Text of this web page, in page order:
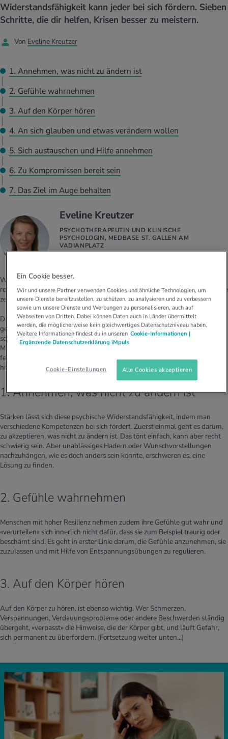
& Intoleranzen
BMI berechnen
Personal Health Coaching
THEMEN IM BEREICH BEWEGUNG
Kalorienverbrauch berechnen
Personal Health Coaching
THEMEN IM BEREICH ENTSPANNUNG
Glücklich sein
Personal Health Coaching
Wissen
Mund- & Zahnpflege
Personal Health Coaching
THEMEN IM BEREICH SERVICES
Angebote
Widerstandsfähigkeit kann jeder bei sich fördern. Sieben
Schritte, die dir helfen, Krisen besser zu meistern.
Von Eveline Kreutzer
1. Annehmen, was nicht zu ändern ist
2. Gefühle wahrnehmen
3. Auf den Körper hören
4. An sich glauben und etwas verändern wollen
5. Sich austauschen und Hilfe annehmen
6. Zu Kompromissen bereit sein
7. Das Ziel im Auge behalten
Eveline Kreutzer
PSYCHOTHERAPEUTIN UND KLINISCHE
PSYCHOLOGIN, MEDBASE ST. GALLEN AM
VADIANPLATZ
Warum können manche Menschen Krisen und schwierige Lebensphasen
relativ gut bewältigen oder sogar gestärkt daraus hervorgehen und andere
zerbrechen daran? Eine entscheidende Rolle dabei spielt die Resilienz.
Damit bezeichnen Psychologen die psychische Widerstandskraft
gegenüber ungünstigen Entwicklungen; dazu gehören dauerhaft
schwierige Lebensbedingungen oder akute, belastende Situationen.
Menschen mit hoher Resilienz gelingt es, damit erfolgreicher
fertigzuwerden und sich gesund weiterzuentwickeln. Diese Eigenschaft
hilft in jedem Lebensalter, besser und gesünder durchs Leben zu kommen.
1. Annehmen, was nicht zu ändern ist
Stärken lässt sich diese psychische Widerstandsfähigkeit, indem man
verschiedene Kompetenzen bei sich fördert. Zuerst einmal geht es darum,
zu akzeptieren, was nicht zu ändern ist. Das tönt einfach, kann aber recht
schwierig sein. Aber unablässiges Hadern oder Wunschvorstellungen
nachzuhängen, wie es doch anders sein könnte, erschweren es, eine
Lösung zu finden.
2. Gefühle wahrnehmen
Menschen mit hoher Resilienz nehmen zudem ihre Gefühle gut wahr und
«verurteilen» sich innerlich nicht dafür, dass sie zum Beispiel traurig oder
beschämt sind. Es geht in erster Linie darum, die Gefühle anzunehmen, sie
zuzulassen und mit Hilfe von Entspannungsübungen zu regulieren.
3. Auf den Körper hören
Auf den Körper zu hören, ist ebenso wichtig. Wer Schmerzen,
Verspannungen, Verdauungsprobleme oder andere Beschwerden ständig
übergeht, «verpasst» die Hinweise, die der Körper gibt, und läuft Gefahr,
sich permanent zu überfordern. (Fortsetzung weiter unten…)
Ein Cookie besser.
Wir und unsere Partner verwenden Cookies und ähnliche Technologien, um
unsere Dienste bereitzustellen, zu schützen, zu analysieren und zu verbessern
sowie um unsere Dienste und Werbungen zu personalisieren, auch auf
Webseiten von Dritten. Dabei können Daten auch in Länder übermittelt
werden, die möglicherweise kein gleichwertiges Datenschutzniveau haben.
Weitere Informationen findest du in unseren Cookie-Informationen |
Ergänzende Datenschutzerklärung iMpuls
Cookie-Einstellungen Alle Cookies akzeptieren